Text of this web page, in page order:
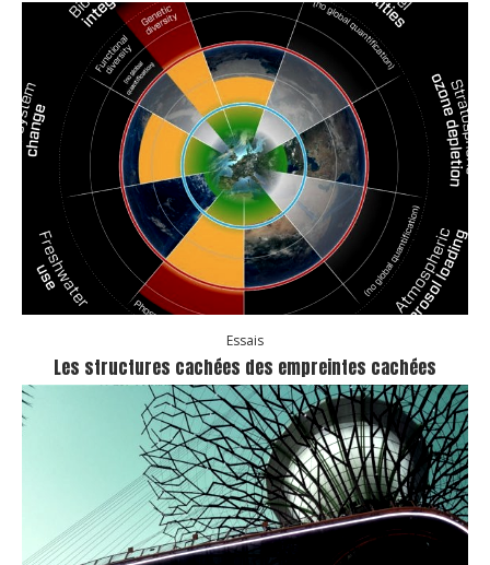
Essais
Les structures cachées des empreintes cachées